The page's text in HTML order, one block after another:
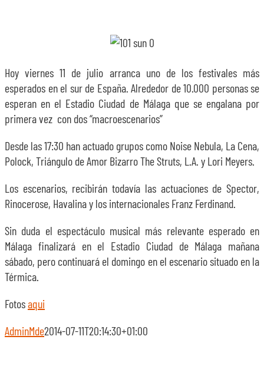
Hoy viernes 11 de julio arranca uno de los festivales más
esperados en el sur de España. Alrededor de 10.000 personas se
esperan en el Estadio Ciudad de Málaga que se engalana por
primera vez con dos “macroescenarios”
Desde las 17:30 han actuado grupos como Noise Nebula, La Cena,
Polock, Triángulo de Amor Bizarro The Struts, L.A. y Lori Meyers.
Los escenarios, recibirán todavía las actuaciones de Spector,
Rinocerose, Havalina y los internacionales Franz Ferdinand.
Sin duda el espectáculo musical más relevante esperado en
Málaga finalizará en el Estadio Ciudad de Málaga mañana
sábado, pero continuará el domingo en el escenario situado en la
Térmica.
Fotosaqui
AdminMde2014-07-11T20:14:30+01:00